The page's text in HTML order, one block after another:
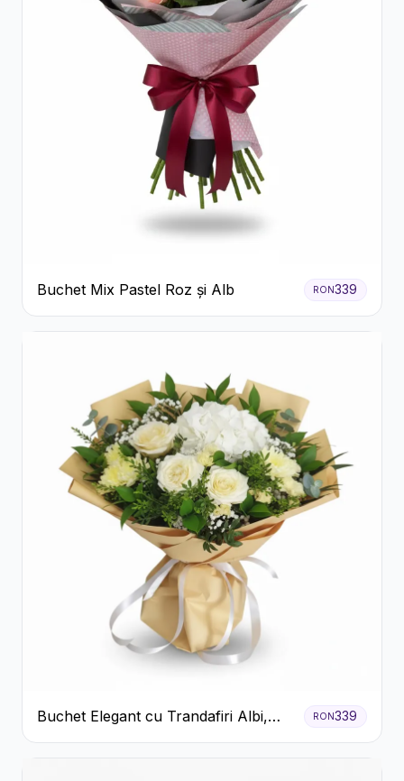
Buchet Mix Pastel Roz și Alb RON339
Buchet Elegant cu Trandafiri Albi,
Hortensie și Crizanteme Crem
RON339